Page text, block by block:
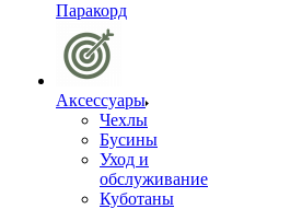
Паракорд
Аксессуары
Чехлы
Бусины
Уход и
обслуживание
Куботаны